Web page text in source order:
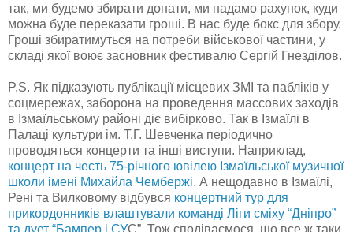
так, ми будемо збирати донати, ми надамо рахунок, куди
можна буде переказати гроші. В нас буде бокс для збору.
Гроші збиратимуться на потреби військової частини, у
складі якої воює засновник фестивалю Сергій Гнезділов.
P.S. Як підказують публікації місцевих ЗМІ та пабліків у
соцмережах, заборона на проведення массових заходів
в Ізмаїльському районі діє вибірково. Так в Ізмаїлі в
Палаці культури ім. Т.Г. Шевченка періодично
проводяться концерти та інші виступи. Наприклад,
концерт на честь 75-річного ювілею Ізмаїльської музичної
школи імені Михайла Чембержі. А нещодавно в Ізмаїлі,
Рені та Вилковому відбувся концертний тур для
прикордонників влаштували команді Ліги сміху “Дніпро”
та дует “Бампер і СУС”. Тож сподіваємося, що все ж таки